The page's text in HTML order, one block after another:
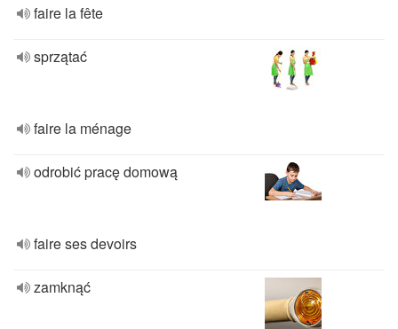
faire la fête
sprzątać
faire la ménage
odrobić pracę domową
faire ses devoirs
zamknąć